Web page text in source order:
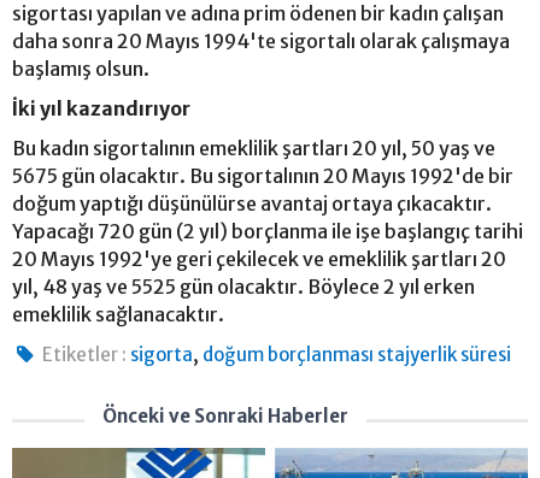
sigortası yapılan ve adına prim ödenen bir kadın çalışan
daha sonra 20 Mayıs 1994'te sigortalı olarak çalışmaya
başlamış olsun.
İki yıl kazandırıyor
Bu kadın sigortalının emeklilik şartları 20 yıl, 50 yaş ve
5675 gün olacaktır. Bu sigortalının 20 Mayıs 1992'de bir
doğum yaptığı düşünülürse avantaj ortaya çıkacaktır.
Yapacağı 720 gün (2 yıl) borçlanma ile işe başlangıç tarihi
20 Mayıs 1992'ye geri çekilecek ve emeklilik şartları 20
yıl, 48 yaş ve 5525 gün olacaktır. Böylece 2 yıl erken
emeklilik sağlanacaktır.
Etiketler : sigorta, doğum borçlanması stajyerlik süresi
Önceki ve Sonraki Haberler